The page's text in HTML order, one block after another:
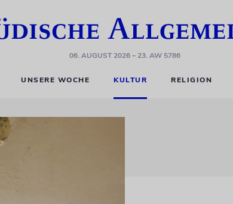
06. AUGUST 2026– 23. AW 5786
UNSERE WOCHE KULTUR RELIGION